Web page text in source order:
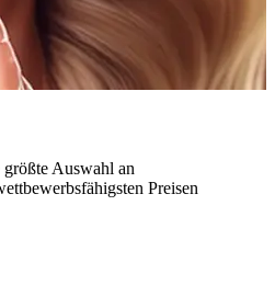
Auswahl an
Preisen